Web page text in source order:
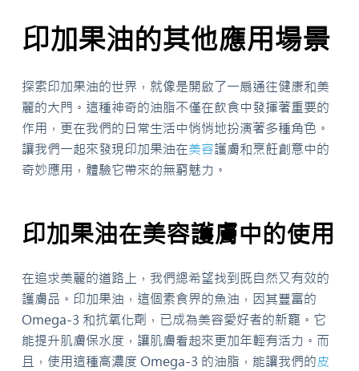
印加果油的其他應用場景
探索印加果油的世界，就像是開啟了一扇通往健康和美
麗的大門。這種神奇的油脂不僅在飲食中發揮著重要的
作用，更在我們的日常生活中悄悄地扮演著多種角色。
讓我們一起來發現印加果油在美容護膚和烹飪創意中的
奇妙應用，體驗它帶來的無窮魅力。
印加果油在美容護膚中的使用
在追求美麗的道路上，我們總希望找到既自然又有效的
護膚品。印加果油，這個素食界的魚油，因其豐富的
Omega-3 和抗氧化劑，已成為美容愛好者的新寵。它
能提升肌膚保水度，讓肌膚看起來更加年輕有活力。而
且，使用這種高濃度 Omega-3 的油脂，能讓我們的皮